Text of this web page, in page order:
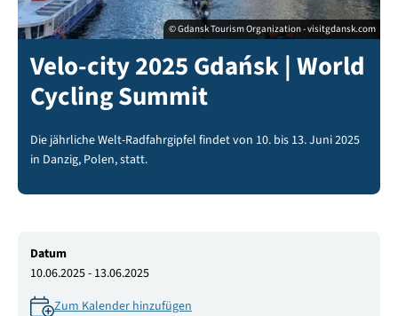
© Gdansk Tourism Organization - visitgdansk.com
Velo-city 2025 Gdańsk | World
Cycling Summit
Die jährliche Welt-Radfahrgipfel findet von 10. bis 13. Juni 2025
in Danzig, Polen, statt.
Datum
10.06.2025 - 13.06.2025
Zum Kalender hinzufügen